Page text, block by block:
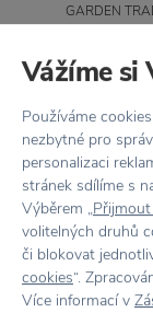
GARDEN
Soap Dish
Vážíme si
Používáme
nezbytné pro
personalizaci
stránek sdílíme s
Výběrem „
volitelných druhů
či blokovat
cookies“.
Více informací v